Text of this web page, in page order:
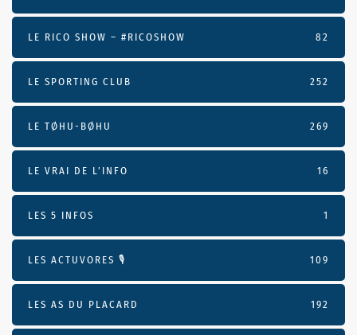
LE RICO SHOW – #RICOSHOW 82
LE SPORTING CLUB 252
LE TØHU-BØHU 269
LE VRAI DE L’INFO 16
LES 5 INFOS 1
LES ACTUVORES 🎙 109
LES AS DU PLACARD 192